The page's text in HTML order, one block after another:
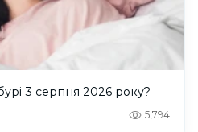
3 серпня 2026 року?
5,794